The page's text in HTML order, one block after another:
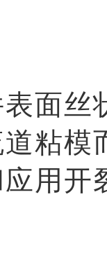
面丝
粘
用开